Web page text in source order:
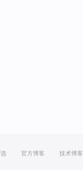
官方博客 技术博客